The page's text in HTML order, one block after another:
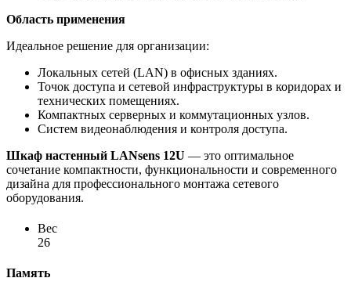
Область применения
Идеальное решение для организации:
Локальных сетей (LAN) в офисных зданиях.
Точок доступа и сетевой инфраструктуры в коридорах и
технических помещениях.
Компактных серверных и коммутационных узлов.
Систем видеонаблюдения и контроля доступа.
Шкаф настенный LANsens 12U — это оптимальное
сочетание компактности, функциональности и современного
дизайна для профессионального монтажа сетевого
оборудования.
Вес
26
Память